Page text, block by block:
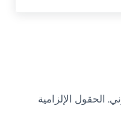
الحقول الإلزامية